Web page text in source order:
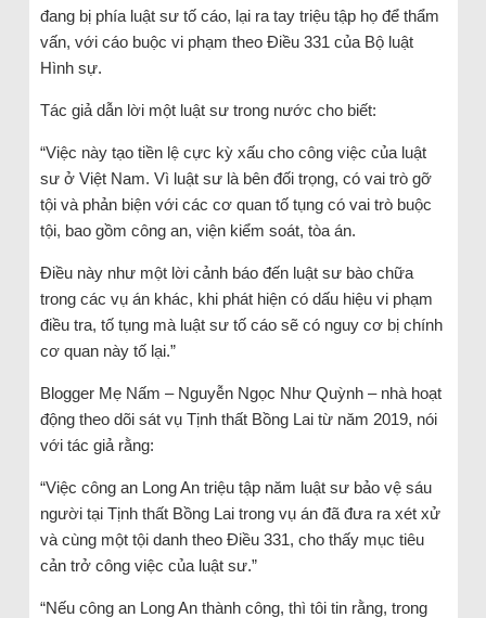
đang bị phía luật sư tố cáo, lại ra tay triệu tập họ để thẩm
vấn, với cáo buộc vi phạm theo Điều 331 của Bộ luật
Hình sự.
Tác giả dẫn lời một luật sư trong nước cho biết:
“Việc này tạo tiền lệ cực kỳ xấu cho công việc của luật
sư ở Việt Nam. Vì luật sư là bên đối trọng, có vai trò gỡ
tội và phản biện với các cơ quan tố tụng có vai trò buộc
tội, bao gồm công an, viện kiểm soát, tòa án.
Điều này như một lời cảnh báo đến luật sư bào chữa
trong các vụ án khác, khi phát hiện có dấu hiệu vi phạm
điều tra, tố tụng mà luật sư tố cáo sẽ có nguy cơ bị chính
cơ quan này tố lại.”
Blogger Mẹ Nấm – Nguyễn Ngọc Như Quỳnh – nhà hoạt
động theo dõi sát vụ Tịnh thất Bồng Lai từ năm 2019, nói
với tác giả rằng:
“Việc công an Long An triệu tập năm luật sư bảo vệ sáu
người tại Tịnh thất Bồng Lai trong vụ án đã đưa ra xét xử
và cùng một tội danh theo Điều 331, cho thấy mục tiêu
cản trở công việc của luật sư.”
“Nếu công an Long An thành công, thì tôi tin rằng, trong